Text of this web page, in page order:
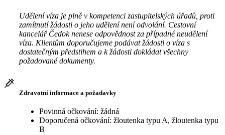
Udělení víza je plně v kompetenci zastupitelských úřadů, proti
zamítnutí žádosti o jeho udělení není odvolání. Cestovní
kancelář Čedok nenese odpovědnost za případné neudělení
víza. Klientům doporučujeme podávat žádosti o víza s
dostatečným předstihem a k žádosti dokládat všechny
požadované dokumenty.
Zdravotní informace a požadavky
Povinná očkování: žádná
Doporučená očkování: žloutenka typu A, žloutenka typu
B